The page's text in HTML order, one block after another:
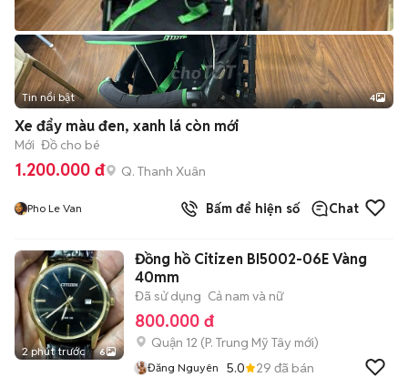
Tin nổi bật 4
Xe đẩy màu đen, xanh lá còn mới
Mới Đồ cho bé
1.200.000 đ Q. Thanh Xuân
Pho Le Van Bấm để hiện số Chat
2 phút trước 6
Đồng hồ Citizen BI5002-06E Vàng
40mm
Đã sử dụng Cả nam và nữ
800.000 đ
Quận 12 (P. Trung Mỹ Tây mới)
Đăng Nguyên 5.0 29 đã bán